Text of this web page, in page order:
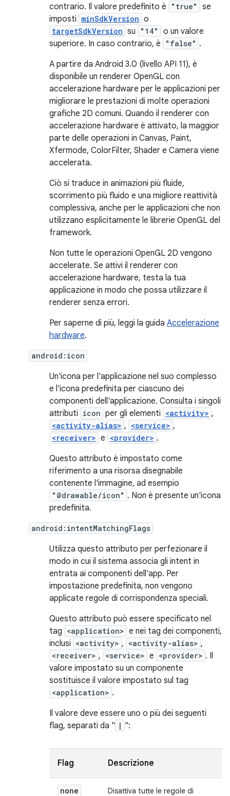
contrario. Il valore predefinito è
"true"
se
imposti minSdkVersion o
targetSdkVersion su "14"
o un valore
superiore. In caso contrario, è
"false" .
A partire da Android 3.0 (livello API 11), è
disponibile un renderer OpenGL con
accelerazione hardware per le applicazioni per
migliorare le prestazioni di molte operazioni
grafiche 2D comuni. Quando il renderer con
accelerazione hardware è attivato, la maggior
parte delle operazioni in Canvas, Paint,
Xfermode, ColorFilter, Shader e Camera viene
accelerata.
Ciò si traduce in animazioni più fluide,
scorrimento più fluido e una migliore reattività
complessiva, anche per le applicazioni che non
utilizzano esplicitamente le librerie OpenGL del
framework.
Non tutte le operazioni OpenGL 2D vengono
accelerate. Se attivi il renderer con
accelerazione hardware, testa la tua
applicazione in modo che possa utilizzare il
renderer senza errori.
Per saperne di più, leggi la guida Accelerazione
hardware.
android:icon
Un'icona per l'applicazione nel suo complesso
e l'icona predefinita per ciascuno dei
componenti dell'applicazione. Consulta i singoli
attributi icon per gli elementi <activity> ,
<activity-alias> , <service> ,
<receiver> e <provider> .
Questo attributo è impostato come
riferimento a una risorsa disegnabile
contenente l'immagine, ad esempio
"@drawable/icon" . Non è presente un'icona
predefinita.
android:intentMatchingFlags
Utilizza questo attributo per perfezionare il
modo in cui il sistema associa gli intent in
entrata ai componenti dell'app. Per
impostazione predefinita, non vengono
applicate regole di corrispondenza speciali.
Questo attributo può essere specificato nel
tag <application> e nei tag dei componenti,
inclusi <activity> , <activity-alias> ,
<receiver> , <service> e <provider> . Il
valore impostato su un componente
sostituisce il valore impostato sul tag
<application> .
Il valore deve essere uno o più dei seguenti
flag, separati da " | ":
Flag Descrizione
none
Disattiva tutte le regole di